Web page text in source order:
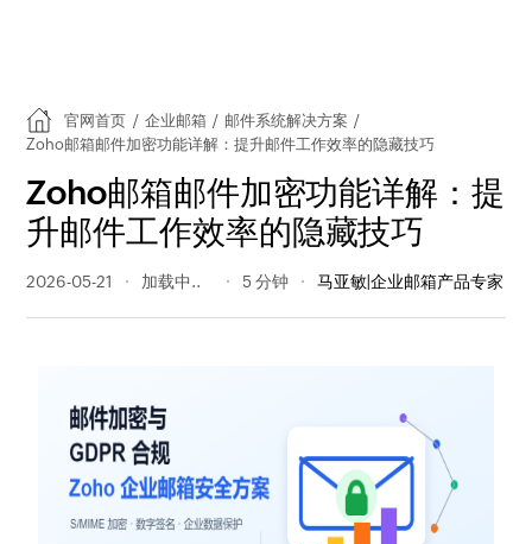
官网首页 / 企业邮箱 / 邮件系统解决方案 /
Zoho邮箱邮件加密功能详解：提升邮件工作效率的隐藏技巧
Zoho邮箱邮件加密功能详解：提
升邮件工作效率的隐藏技巧
2026-05-21 42 阅读量 5 分钟 马亚敏|企业邮箱产品专家